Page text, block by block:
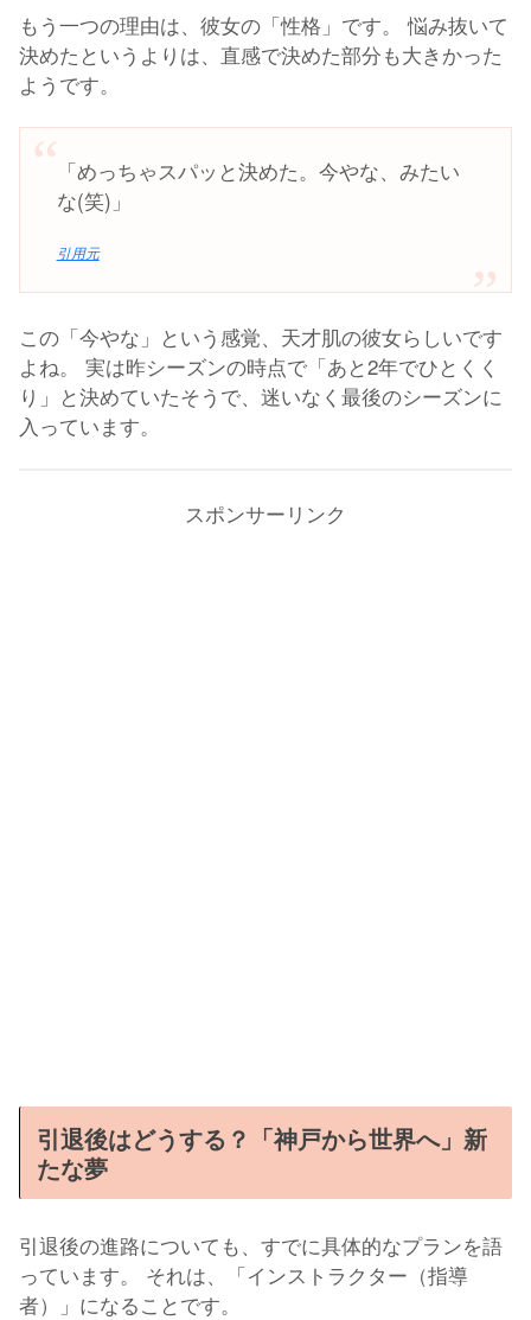
もう一つの理由は、彼女の「性格」です。 悩み抜いて
決めたというよりは、直感で決めた部分も大きかった
ようです。
「めっちゃスパッと決めた。今やな、みたい
な(笑)」
引用元
この「今やな」という感覚、天才肌の彼女らしいです
よね。 実は昨シーズンの時点で「あと2年でひとくく
り」と決めていたそうで、迷いなく最後のシーズンに
入っています。
スポンサーリンク
引退後はどうする？「神戸から世界へ」新
たな夢
引退後の進路についても、すでに具体的なプランを語
っています。 それは、「インストラクター（指導
者）」になることです。